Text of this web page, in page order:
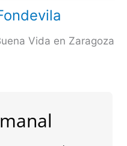
Vida en Zaragoza